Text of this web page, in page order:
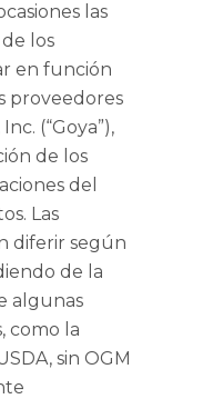
las
los
en función
proveedores
(“Goya”),
de los
del
Las
diferir según
de la
algunas
como la
sin OGM